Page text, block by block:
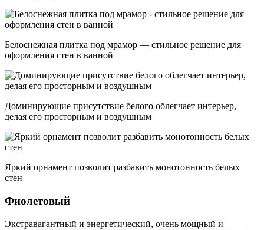
Белоснежная плитка под мрамор — стильное решение для
оформления стен в ванной
Доминирующие присутствие белого облегчает интерьер,
делая его просторным и воздушным
Яркий орнамент позволит разбавить монотонность белых
стен
Фиолетовый
Экстравагантный и энергетический, очень мощный и